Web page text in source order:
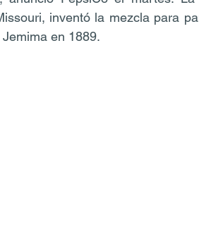
inventó la mezcla para
en 1889.